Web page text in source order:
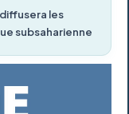
les
subsaharienne